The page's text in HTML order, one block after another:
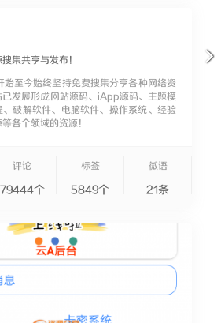
集共享与发布！
始至今始终坚持免费搜集分享各种网络资
已发展形成网站源码、iApp源码、主题模
破解软件、电脑软件、操作系统、经验
各个领域的资源！
评论
79444个
标签
5849个
微语
21条